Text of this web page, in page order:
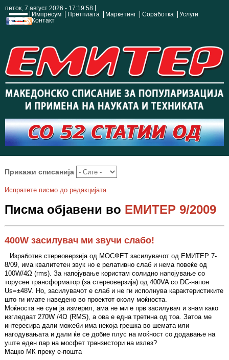
петок, 7 август 2026 - 17:19:59
Импресум
Претплата Маркетинг Соработка
Услуги
Контакт
Прикажи списанија
Испратете писмо до редакцијата
Писма објавени во ЕМИТЕР 9/2009
400W засилувач ми звучи слабо!
Изработив стереоверзија од МОСФЕТ засилувачот од ЕМИТЕР 7-
8/09, има квалитетен звук но е релативно слаб и нема повеќе од
100W/4Ω (rms). За напојување користам солидно напојување со
торусен трансформатор (за стереоверзија) од 400VA со DC-напон
Us=±48V. Но, засилувачот е слаб и не ги исполнува карактеристиките
што ги имате наведено во проектот околу моќноста.
Моќноста не сум ја измерил, ама не ми е прв засилувач и знам како
изгледаат 270W /4Ω (RMS), а ова е една третина од тоа. Затоа ме
интересира дали можеби има некоја грешка во шемата или
нагодувањата и дали ќе се добие плус на моќност со додавање на
уште еден пар на мосфет транзистори на излез?
Мацко МК преку е-пошта